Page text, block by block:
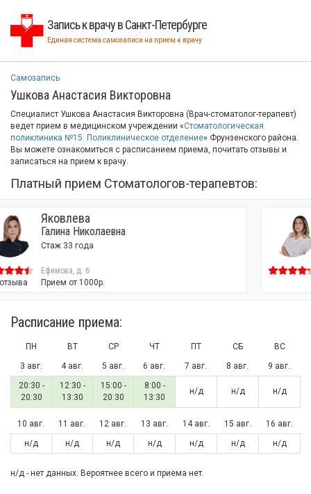
Запись к врачу в Санкт-Петербурге
Единая система самозаписи на прием к врачу
Самозапись
Ушкова Анастасия Викторовна
Специалист Ушкова Анастасия Викторовна (Врач-стоматолог-терапевт)
ведет прием в медицинском учреждении «Стоматологическая
поликлиника №15. Поликлиническое отделение» Фрунзенского района.
Вы можете ознакомиться с расписанием приема, почитать отзывы и
записаться на прием к врачу.
Платный прием Стоматологов-терапевтов:
Юлия Алексеевна
Расписание приема:
ПН ВТ СР ЧТ ПТ СБ
ВС
3 авг.
4 авг. 5 авг. 6 авг. 7 авг. 8 авг.
9 авг.
20:30 -
20:30
12:30 -
13:30
15:00 -
20:30
8:00 -
13:30
н/д н/д н/д
10 авг. 11 авг. 12 авг. 13 авг. 14 авг. 15 авг.
16 авг.
н/д
н/д н/д н/д н/д н/д н/д
н/д - нет данных. Вероятнее всего и приема нет.